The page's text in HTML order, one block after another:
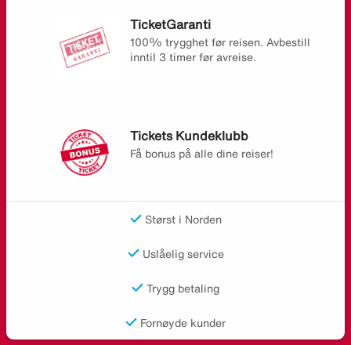
TicketGaranti
100% trygghet før reisen. Avbestill
inntil 3 timer før avreise.
Tickets Kundeklubb
Få bonus på alle dine reiser!
Størst i Norden
Uslåelig service
Trygg betaling
Fornøyde kunder